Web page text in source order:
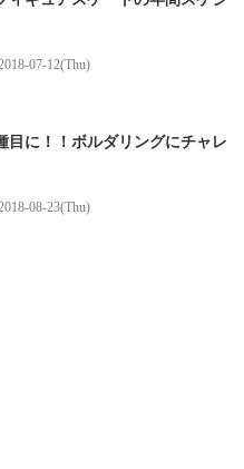
07-12(Thu)
目に！！ボルダリングにチャレ
08-23(Thu)